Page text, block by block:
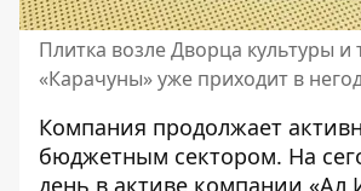
Плитка возле Дворца культуры и
«Карачуны» уже приходит в
Компания продолжает
бюджетным сектором. На
день в активе компании «Ал